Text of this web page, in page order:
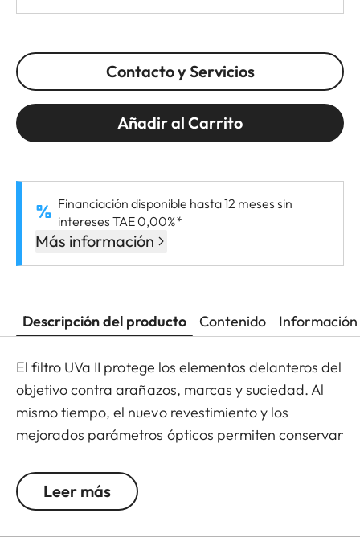
Contacto y Servicios
Añadir al Carrito
Financiación disponible hasta 12 meses sin
intereses TAE 0,00%*
Más información
Descripción del producto Contenido
El filtro UVa II protege los elementos delanteros del
objetivo contra arañazos, marcas y suciedad. Al
mismo tiempo, el nuevo revestimiento y los
mejorados parámetros ópticos permiten conservar
lumínicas adversas. Gracias a la rosca adicional,
el filtro UVa también se puede usar en
Leer más